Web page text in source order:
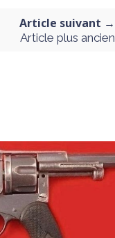
Article suivant →
Article plus ancien